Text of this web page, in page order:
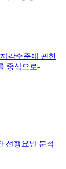
각수준에 관한
중심으로-
선행요인 분석